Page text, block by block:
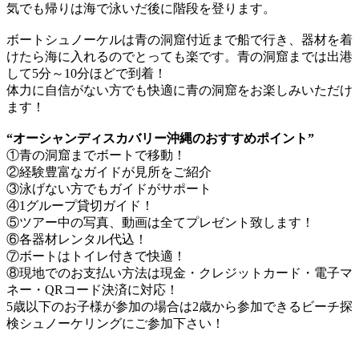
気でも帰りは海で泳いだ後に階段を登ります。
ボートシュノーケルは青の洞窟付近まで船で行き、器材を着
けたら海に入れるのでとっても楽です。青の洞窟までは出港
して5分～10分ほどで到着！
体力に自信がない方でも快適に青の洞窟をお楽しみいただけ
ます！
“オーシャンディスカバリー沖縄のおすすめポイント”
①青の洞窟までボートで移動！
②経験豊富なガイドが見所をご紹介
③泳げない方でもガイドがサポート
④1グループ貸切ガイド！
⑤ツアー中の写真、動画は全てプレゼント致します！
⑥各器材レンタル代込！
⑦ボートはトイレ付きで快適！
⑧現地でのお支払い方法は現金・クレジットカード・電子マ
ネー・QRコード決済に対応！
5歳以下のお子様が参加の場合は2歳から参加できるビーチ探
検シュノーケリングにご参加下さい！